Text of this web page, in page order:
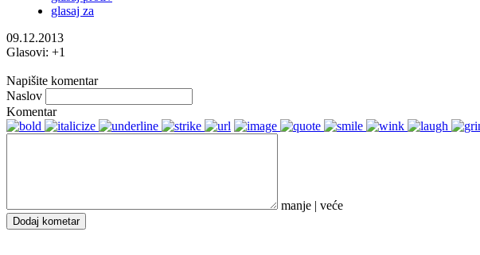
glasaj za
09.12.2013
Glasovi: +1
Napišite komentar
Naslov
Komentar
manje | veće
Dodaj kometar